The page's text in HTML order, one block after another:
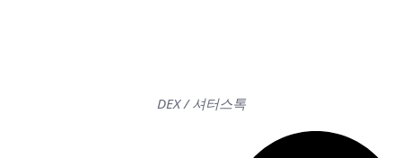
DEX / 셔터스톡